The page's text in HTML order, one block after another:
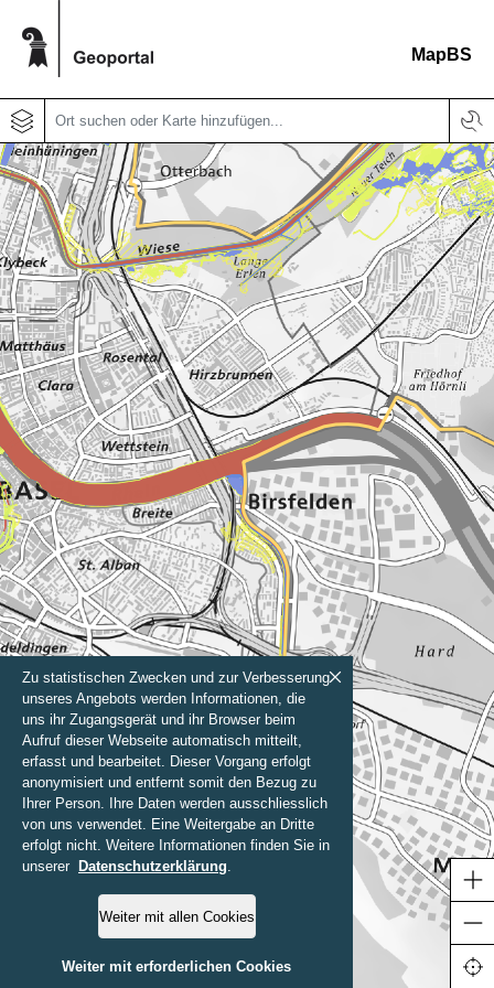
MapBS
Zu statistischen Zwecken und zur Verbesserung
unseres Angebots werden Informationen, die
uns ihr Zugangsgerät und ihr Browser beim
Aufruf dieser Webseite automatisch mitteilt,
erfasst und bearbeitet. Dieser Vorgang erfolgt
anonymisiert und entfernt somit den Bezug zu
Ihrer Person. Ihre Daten werden ausschliesslich
von uns verwendet. Eine Weitergabe an Dritte
erfolgt nicht. Weitere Informationen finden Sie in
unserer
Datenschutzerklärung.
Weiter mit allen Cookies
Weiter mit erforderlichen Cookies